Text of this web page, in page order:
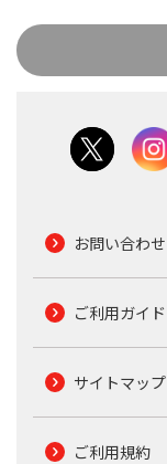
お問い合わせ
ご利用ガイド
サイトマップ
ご利用規約